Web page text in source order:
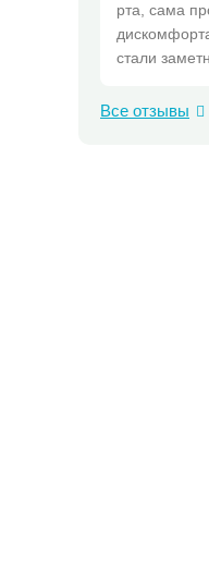
рта, сама
стали
Все отзывы